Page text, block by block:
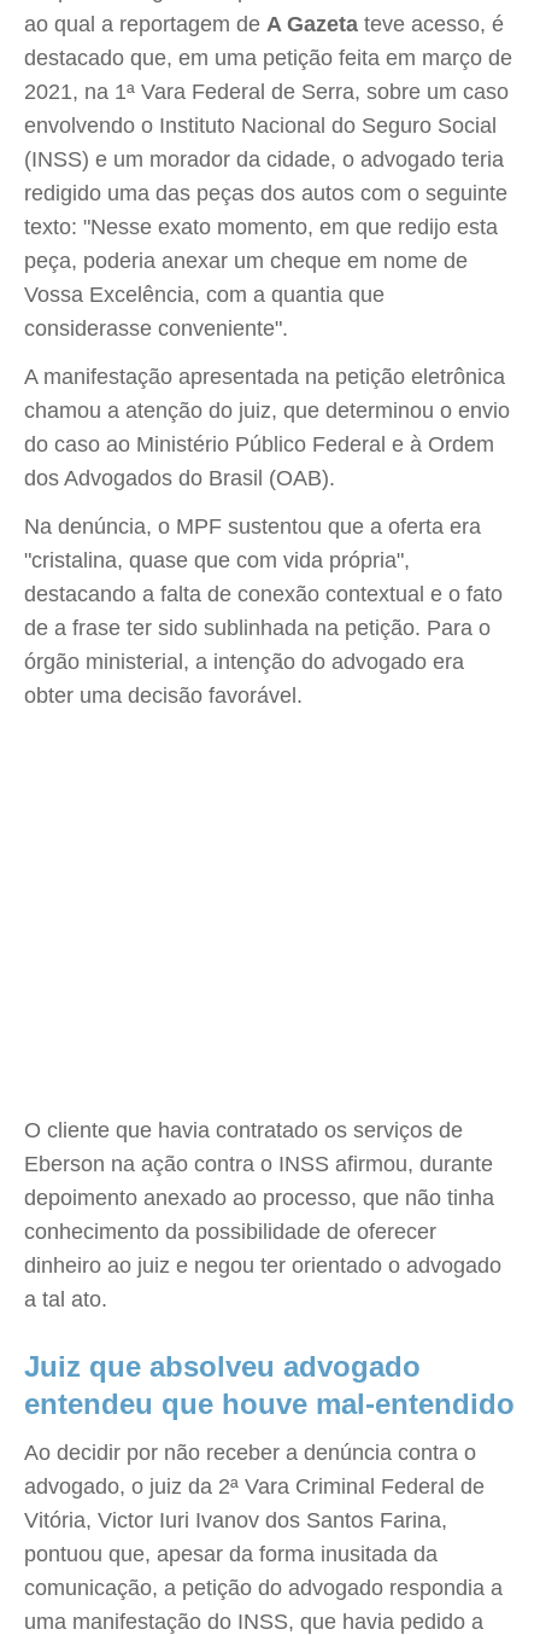
ao qual a reportagem de A Gazeta teve acesso, é
destacado que, em uma petição feita em março de
2021, na 1ª Vara Federal de Serra, sobre um caso
envolvendo o Instituto Nacional do Seguro Social
(INSS) e um morador da cidade, o advogado teria
redigido uma das peças dos autos com o seguinte
texto: "Nesse exato momento, em que redijo esta
peça, poderia anexar um cheque em nome de
Vossa Excelência, com a quantia que
considerasse conveniente".
A manifestação apresentada na petição eletrônica
chamou a atenção do juiz, que determinou o envio
do caso ao Ministério Público Federal e à Ordem
dos Advogados do Brasil (OAB).
Na denúncia, o MPF sustentou que a oferta era
"cristalina, quase que com vida própria",
destacando a falta de conexão contextual e o fato
de a frase ter sido sublinhada na petição. Para o
órgão ministerial, a intenção do advogado era
obter uma decisão favorável.
O cliente que havia contratado os serviços de
Eberson na ação contra o INSS afirmou, durante
depoimento anexado ao processo, que não tinha
conhecimento da possibilidade de oferecer
dinheiro ao juiz e negou ter orientado o advogado
a tal ato.
Juiz que absolveu advogado
entendeu que houve mal-entendido
Ao decidir por não receber a denúncia contra o
advogado, o juiz da 2ª Vara Criminal Federal de
Vitória, Victor Iuri Ivanov dos Santos Farina,
pontuou que, apesar da forma inusitada da
comunicação, a petição do advogado respondia a
uma manifestação do INSS, que havia pedido a